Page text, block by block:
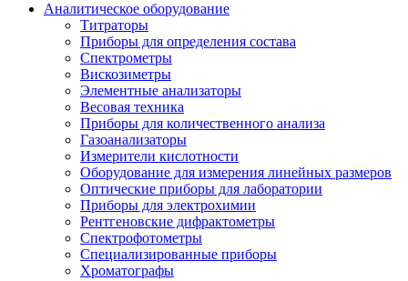
Аналитическое оборудование
Титраторы
Приборы для определения состава
Спектрометры
Вискозиметры
Элементные анализаторы
Весовая техника
Приборы для количественного анализа
Газоанализаторы
Измерители кислотности
Оборудование для измерения линейных размеров
Оптические приборы для лаборатории
Приборы для электрохимии
Рентгеновские дифрактометры
Спектрофотометры
Специализированные приборы
Хроматографы